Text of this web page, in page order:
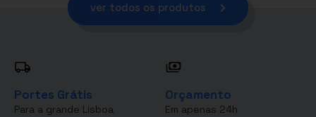
ver todos os produtos
Portes Grátis
Para a grande Lisboa
Orçamento
Em apenas 24h